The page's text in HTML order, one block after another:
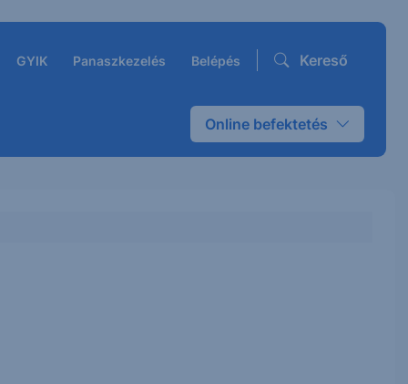
GYIK Panaszkezelés Belépés Kereső
Online befektetés